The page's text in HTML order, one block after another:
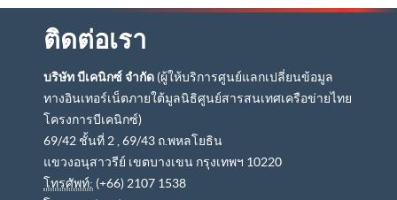
ติดต่อเรา
บริษัท บีเคนิกซ์ จำกัด (ผู้ให้บริการศูนย์แลกเปลี่ยนข้อมูล
ทางอินเทอร์เน็ตภายใต้มูลนิธิศูนย์สารสนเทศเครือข่ายไทย
โครงการบีเคนิกซ์)
69/42 ชั้นที่ 2 , 69/43 ถ.พหลโยธิน
แขวงอนุสาวรีย์ เขตบางเขน กรุงเทพฯ 10220
โทรศัพท์: (+66) 2107 1538